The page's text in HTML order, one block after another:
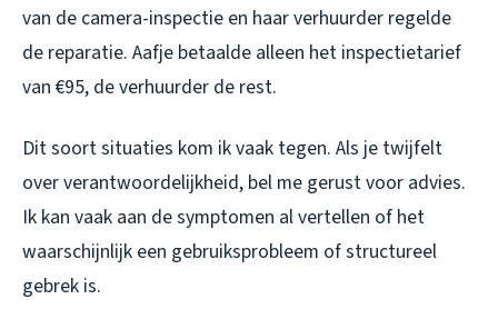
van de camera-inspectie en haar verhuurder regelde
de reparatie. Aafje betaalde alleen het inspectietarief
van €95, de verhuurder de rest.
Dit soort situaties kom ik vaak tegen. Als je twijfelt
over verantwoordelijkheid, bel me gerust voor advies.
Ik kan vaak aan de symptomen al vertellen of het
waarschijnlijk een gebruiksprobleem of structureel
gebrek is.